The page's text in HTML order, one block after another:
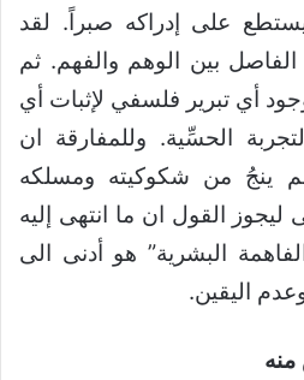
على إدراكه صبراً. لقد
بين الوهم والفهم. ثم
أي تبرير فلسفي لإثبات أي
الحسِّية. وللمفارقة ان
ينجُ من شكوكيته ومسلكه
القول ان ما انتهى إليه
البشرية” هو أدنى الى
اليقين.